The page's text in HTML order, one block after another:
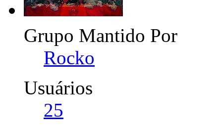
Grupo Mantido Por
Rocko
Usuários
25